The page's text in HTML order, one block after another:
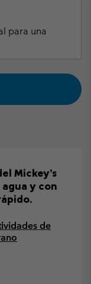
para una
Mickey’s
y con
de